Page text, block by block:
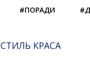
#ПОРАДИ
СТИЛЬ КРАСА